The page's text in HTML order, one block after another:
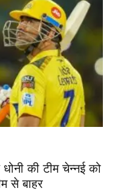
की टीम चेन्नई को
से बाहर